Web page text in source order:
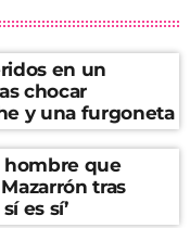
en un
chocar
y una furgoneta
hombre que
tras
es sí’